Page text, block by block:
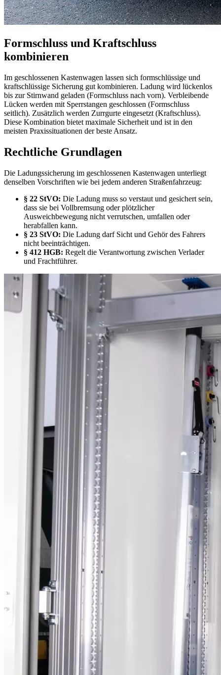
Formschluss und Kraftschluss
kombinieren
Im geschlossenen Kastenwagen lassen sich formschlüssige und
kraftschlüssige Sicherung gut kombinieren. Ladung wird lückenlos
bis zur Stirnwand geladen (Formschluss nach vorn). Verbleibende
Lücken werden mit Sperrstangen geschlossen (Formschluss
seitlich). Zusätzlich werden Zurrgurte eingesetzt (Kraftschluss).
Diese Kombination bietet maximale Sicherheit und ist in den
meisten Praxissituationen der beste Ansatz.
Rechtliche Grundlagen
Die Ladungssicherung im geschlossenen Kastenwagen unterliegt
denselben Vorschriften wie bei jedem anderen Straßenfahrzeug:
§ 22 StVO: Die Ladung muss so verstaut und gesichert sein,
dass sie bei Vollbremsung oder plötzlicher
Ausweichbewegung nicht verrutschen, umfallen oder
herabfallen kann.
§ 23 StVO: Die Ladung darf Sicht und Gehör des Fahrers
nicht beeinträchtigen.
§ 412 HGB: Regelt die Verantwortung zwischen Verlader
und Frachtführer.